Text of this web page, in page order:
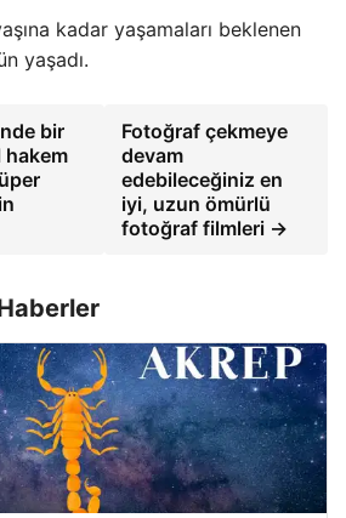
kadar yaşamaları beklenen
yaşadı.
bir
hakem
Fotoğraf çekmeye
devam
edebileceğiniz en
iyi, uzun ömürlü
fotoğraf filmleri →